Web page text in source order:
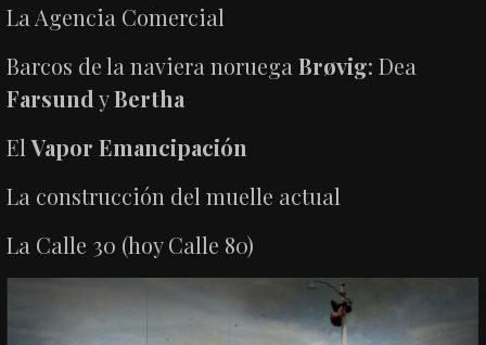
La Agencia Comercial
Barcos de la naviera noruegaBrøvig: Dea
Farsund yBertha
ElVapor Emancipación
La construcción del muelle actual
La Calle 30 (hoy Calle 80)